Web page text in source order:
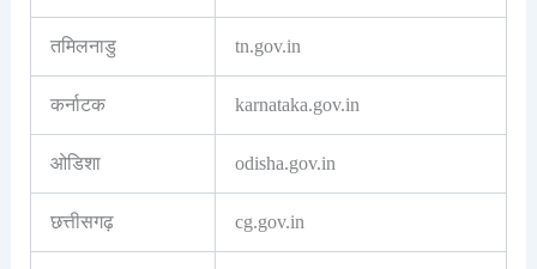
तमिलनाडु tn.gov.in
कर्नाटक karnataka.gov.in
ओडिशा odisha.gov.in
छत्तीसगढ़ cg.gov.in